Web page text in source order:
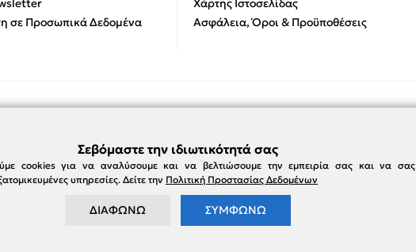
σε Προσωπικά Δεδομένα
Χάρτης Ιστοσελίδας
Ασφάλεια, Όροι & Προϋποθέσεις
e-damianakis.gr © 2026
Σεβόμαστε την ιδιωτικότητά σας
cookies για να αναλύσουμε και να βελτιώσουμε την εμπειρία σας και να σας
υπηρεσίες. Δείτε την Πολιτική Προστασίας Δεδομένων
ΔΙΑΦΩΝΩ ΣΥΜΦΩΝΩ